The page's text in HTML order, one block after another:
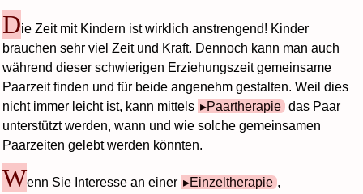
Die Zeit mit Kindern ist wirklich anstrengend! Kinder
brauchen sehr viel Zeit und Kraft. Dennoch kann man auch
während dieser schwierigen Erziehungszeit gemeinsame
Paarzeit finden und für beide angenehm gestalten. Weil dies
nicht immer leicht ist, kann mittels
Paartherapie das Paar
unterstützt werden, wann und wie solche gemeinsamen
Paarzeiten gelebt werden könnten.
Wenn Sie Interesse an einer Einzeltherapie ,